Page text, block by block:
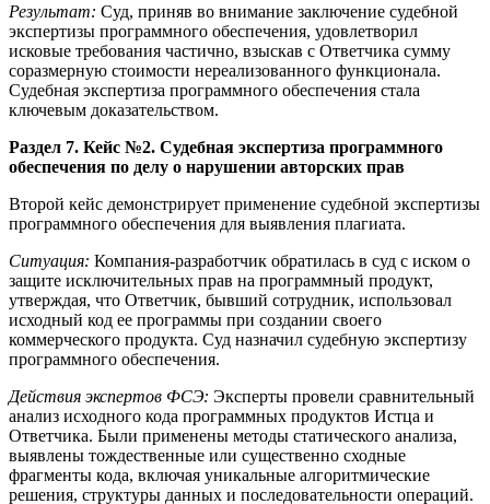
Результат: Суд, приняв во внимание заключение судебной
экспертизы программного обеспечения, удовлетворил
исковые требования частично, взыскав с Ответчика сумму
соразмерную стоимости нереализованного функционала.
Судебная экспертиза программного обеспечения стала
ключевым доказательством.
Раздел 7. Кейс №2. Судебная экспертиза программного
обеспечения по делу о нарушении авторских прав
Второй кейс демонстрирует применение судебной экспертизы
программного обеспечения для выявления плагиата.
Ситуация: Компания-разработчик обратилась в суд с иском о
защите исключительных прав на программный продукт,
утверждая, что Ответчик, бывший сотрудник, использовал
исходный код ее программы при создании своего
коммерческого продукта. Суд назначил судебную экспертизу
программного обеспечения.
Действия экспертов ФСЭ: Эксперты провели сравнительный
анализ исходного кода программных продуктов Истца и
Ответчика. Были применены методы статического анализа,
выявлены тождественные или существенно сходные
фрагменты кода, включая уникальные алгоритмические
решения, структуры данных и последовательности операций.